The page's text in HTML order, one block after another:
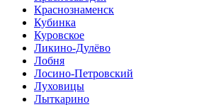
Краснознаменск
Кубинка
Куровское
Ликино-Дулёво
Лобня
Лосино-Петровский
Луховицы
Лыткарино